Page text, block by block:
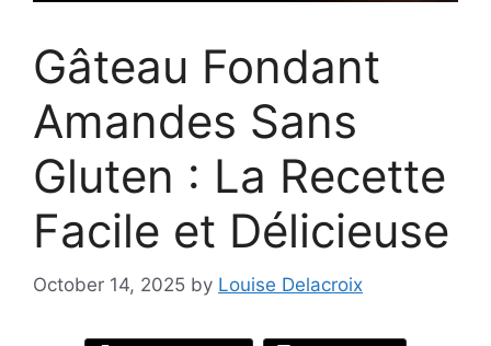
Gâteau Fondant
Amandes Sans
Gluten : La Recette
Facile et Délicieuse
October 14, 2025 by Louise Delacroix